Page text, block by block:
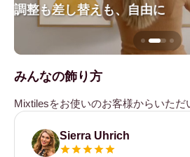
調整も差し替えも、自由に
みんなの飾り方
Mixtilesをお使いのお客様からいただ
Sierra Uhrich